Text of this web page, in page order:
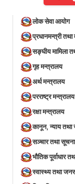
लोक सेवा आयोग
प्रधानमन्त्री तथा
सङ्घीय मामिला
गृह मन्त्रालय
अर्थ मन्त्रालय
परराष्ट्र मन्त्रालय
रक्षा मन्त्रालय
कानून, न्याय तथा
सञ्‍चार तथा सूचना
भौतिक पूर्वाधार
स्वास्थ्य तथा